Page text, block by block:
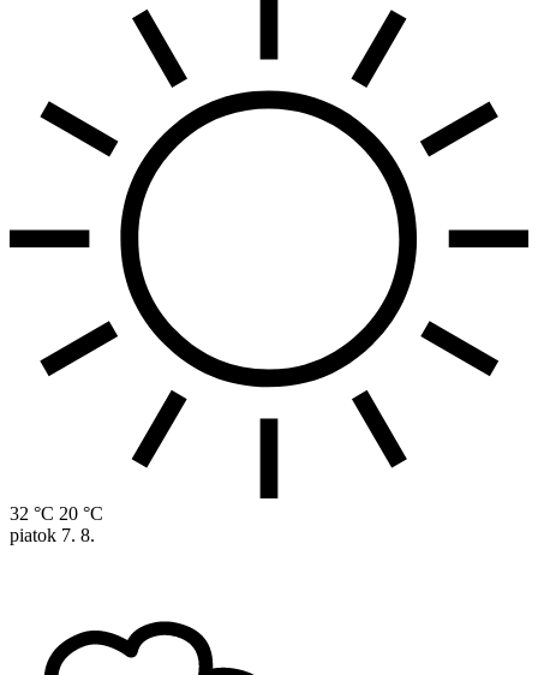
32 °C 20 °C
piatok 7. 8.